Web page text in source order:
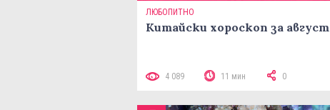
ЛЮБОПИТНО
Китайски хороскоп за август
4 089 11 мин 0